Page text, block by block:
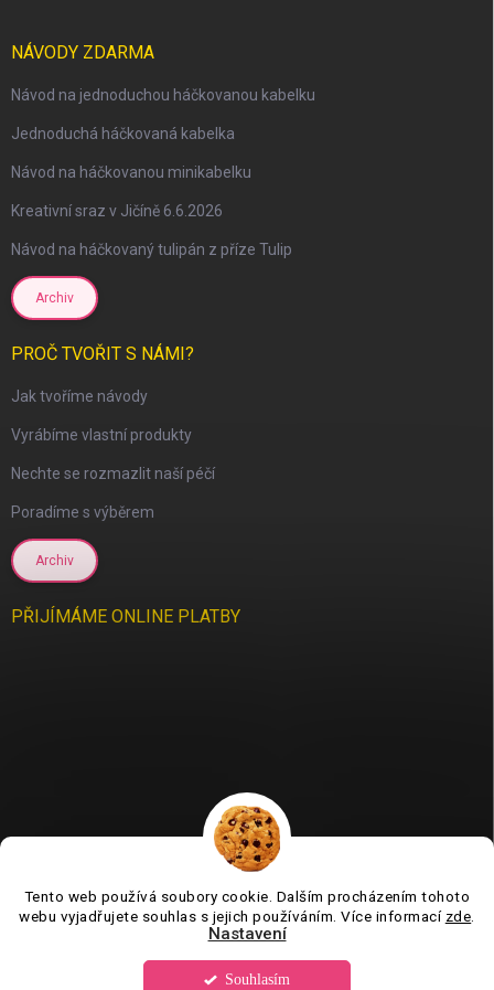
Tento web používá soubory cookie. Dalším procházením tohoto
webu vyjadřujete souhlas s jejich používáním. Více informací zde
Nastavení
Souhlasím
NÁVODY ZDARMA
Návod na jednoduchou háčkovanou kabelku
Jednoduchá háčkovaná kabelka
Návod na háčkovanou minikabelku
Kreativní sraz v Jičíně 6.6.2026
Návod na háčkovaný tulipán z příze Tulip
Archiv
PROČ TVOŘIT S NÁMI?
Jak tvoříme návody
Vyrábíme vlastní produkty
Nechte se rozmazlit naší péčí
Poradíme s výběrem
Archiv
PŘIJÍMÁME ONLINE PLATBY
Jsme tu pro vás už 11 let❤️
Tvorboshop.cz. Všechna práva vyhrazena.